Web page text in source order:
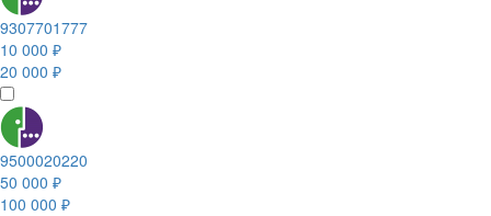
9307701777
10 000 ₽
20 000 ₽
9500020220
50 000 ₽
100 000 ₽